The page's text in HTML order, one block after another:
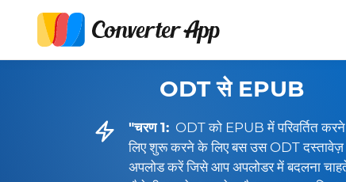
ODT से EPUB
"चरण 1: ODT को EPUB में परिवर्तित
लिए शुरू करने के लिए बस उस ODT दस्तावेज़
अपलोड करें जिसे आप अपलोडर में बदलना